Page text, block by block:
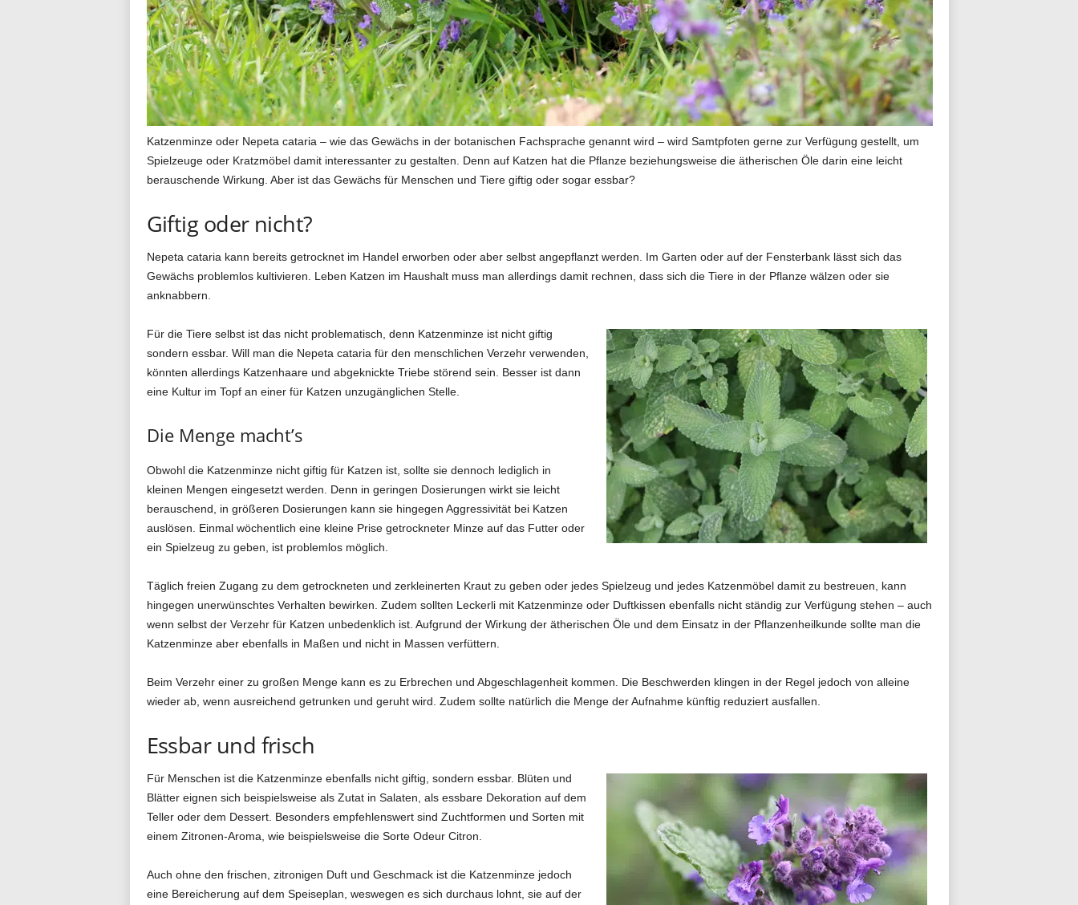
o
g
.
Katzenminze oder Nepeta cataria – wie das Gewächs in der botanischen Fachsprache genannt wird – wird Samtpfoten gerne zur Verfügung gestellt, um
Spielzeuge oder Kratzmöbel damit interessanter zu gestalten. Denn auf Katzen hat die Pflanze beziehungsweise die ätherischen Öle darin eine leicht
berauschende Wirkung. Aber ist das Gewächs für Menschen und Tiere giftig oder sogar essbar?
Giftig oder nicht?
Nepeta cataria kann bereits getrocknet im Handel erworben oder aber selbst angepflanzt werden. Im Garten oder auf der Fensterbank lässt sich das
Gewächs problemlos kultivieren. Leben Katzen im Haushalt muss man allerdings damit rechnen, dass sich die Tiere in der Pflanze wälzen oder sie
anknabbern.
Für die Tiere selbst ist das nicht problematisch, denn Katzenminze ist nicht giftig
sondern essbar. Will man die Nepeta cataria für den menschlichen Verzehr verwenden,
könnten allerdings Katzenhaare und abgeknickte Triebe störend sein. Besser ist dann
eine Kultur im Topf an einer für Katzen unzugänglichen Stelle.
Die Menge macht’s
Obwohl die Katzenminze nicht giftig für Katzen ist, sollte sie dennoch lediglich in
kleinen Mengen eingesetzt werden. Denn in geringen Dosierungen wirkt sie leicht
berauschend, in größeren Dosierungen kann sie hingegen Aggressivität bei Katzen
auslösen. Einmal wöchentlich eine kleine Prise getrockneter Minze auf das Futter oder
ein Spielzeug zu geben, ist problemlos möglich.
Täglich freien Zugang zu dem getrockneten und zerkleinerten Kraut zu geben oder jedes Spielzeug und jedes Katzenmöbel damit zu bestreuen, kann
hingegen unerwünschtes Verhalten bewirken. Zudem sollten Leckerli mit Katzenminze oder Duftkissen ebenfalls nicht ständig zur Verfügung stehen – auch
wenn selbst der Verzehr für Katzen unbedenklich ist. Aufgrund der Wirkung der ätherischen Öle und dem Einsatz in der Pflanzenheilkunde sollte man die
Katzenminze aber ebenfalls in Maßen und nicht in Massen verfüttern.
Beim Verzehr einer zu großen Menge kann es zu Erbrechen und Abgeschlagenheit kommen. Die Beschwerden klingen in der Regel jedoch von alleine
wieder ab, wenn ausreichend getrunken und geruht wird. Zudem sollte natürlich die Menge der Aufnahme künftig reduziert ausfallen.
Essbar und frisch
Für Menschen ist die Katzenminze ebenfalls nicht giftig, sondern essbar. Blüten und
Blätter eignen sich beispielsweise als Zutat in Salaten, als essbare Dekoration auf dem
Teller oder dem Dessert. Besonders empfehlenswert sind Zuchtformen und Sorten mit
einem Zitronen-Aroma, wie beispielsweise die Sorte Odeur Citron.
Auch ohne den frischen, zitronigen Duft und Geschmack ist die Katzenminze jedoch
eine Bereicherung auf dem Speiseplan, weswegen es sich durchaus lohnt, sie auf der